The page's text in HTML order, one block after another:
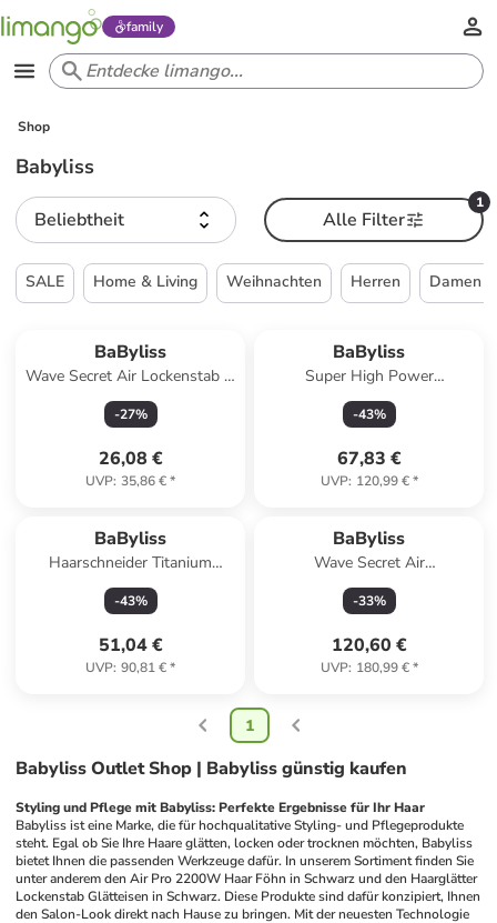
family
Shop
Babyliss
Beliebtheit
1
Alle Filter
SALE Home & Living Weihnachten Herren Damen
BaByliss
Wave Secret Air Lockenstab in
Schwarz
-27%
26,08 €
UVP: 35,86 €*
BaByliss
Super High Power
Haarschneider in Lila
-43%
67,83 €
UVP: 120,99 €*
BaByliss
Haarschneider Titanium
Bartschneider Trimmer in Grau
-43%
51,04 €
UVP: 90,81 €*
BaByliss
Wave Secret Air
Lockenmaschine in Schwarz
-33%
120,60 €
UVP: 180,99 €*
1
Babyliss Outlet Shop | Babyliss günstig kaufen
Styling und Pflege mit Babyliss: Perfekte Ergebnisse für Ihr Haar
Babyliss ist eine Marke, die für hochqualitative Styling- und Pflegeprodukte
steht. Egal ob Sie Ihre Haare glätten, locken oder trocknen möchten, Babyliss
bietet Ihnen die passenden Werkzeuge dafür. In unserem Sortiment finden Sie
unter anderem den Air Pro 2200W Haar Föhn in Schwarz und den Haarglätter
Lockenstab Glätteisen in Schwarz. Diese Produkte sind dafür konzipiert, Ihnen
den Salon-Look direkt nach Hause zu bringen. Mit der neuesten Technologie